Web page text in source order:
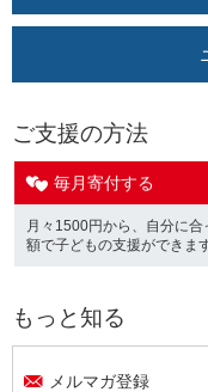
ご支援の方法
毎月寄付する
月々1500円から、自分に合
額で子どもの支援ができます
もっと知る
メルマガ登録